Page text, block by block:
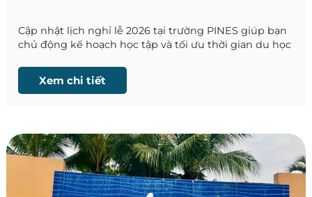
Cập nhật lịch nghỉ lễ 2026 tại trường PINES giúp bạn
chủ động kế hoạch học tập và tối ưu thời gian du học
Xem chi tiết